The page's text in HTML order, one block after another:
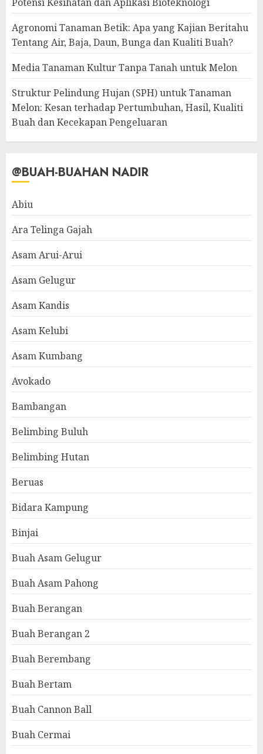
Agronomi Tanaman Betik: Apa yang Kajian Beritahu
Tentang Air, Baja, Daun, Bunga dan Kualiti Buah?
Media Tanaman Kultur Tanpa Tanah untuk Melon
Struktur Pelindung Hujan (SPH) untuk Tanaman
Melon: Kesan terhadap Pertumbuhan, Hasil, Kualiti
Buah dan Kecekapan Pengeluaran
@BUAH-BUAHAN NADIR
Abiu
Ara Telinga Gajah
Asam Arui-Arui
Asam Gelugur
Asam Kandis
Asam Kelubi
Asam Kumbang
Avokado
Bambangan
Belimbing Buluh
Belimbing Hutan
Beruas
Bidara Kampung
Binjai
Buah Asam Gelugur
Buah Asam Pahong
Buah Berangan
Buah Berangan 2
Buah Berembang
Buah Bertam
Buah Cannon Ball
Buah Cermai